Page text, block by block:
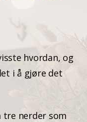
hvordan, og
i å gjøre det
tre nerder som